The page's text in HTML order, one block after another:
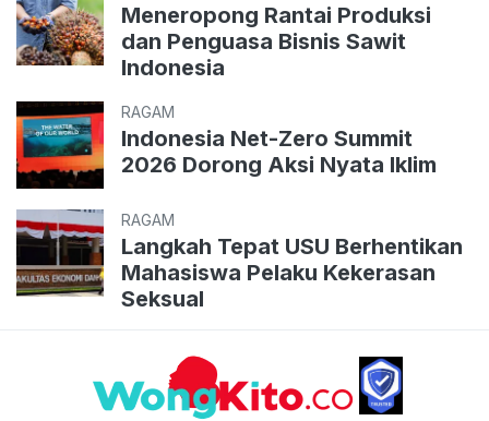
Meneropong Rantai Produksi
dan Penguasa Bisnis Sawit
Indonesia
RAGAM
Indonesia Net-Zero Summit
2026 Dorong Aksi Nyata Iklim
RAGAM
Langkah Tepat USU Berhentikan
Mahasiswa Pelaku Kekerasan
Seksual